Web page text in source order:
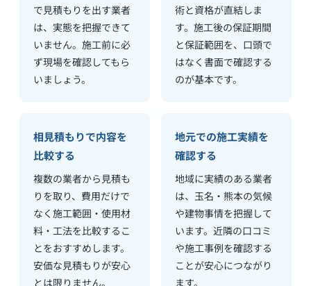
で見積もりを出す業者
は、実態を把握できて
いません。施工前に必
ず現場を確認してもら
いましょう。
術と資格が直結しま
す。施工後の保証期間
と保証範囲を、口頭で
はなく書面で確認する
のが基本です。
相見積もりで内容を
比較する
複数の業者から見積も
りを取り、費用だけで
なく施工範囲・使用材
料・工法を比較するこ
とをおすすめします。
安価な見積もりが安心
とは限りません。
地元での施工実績を
確認する
地域に実績のある業者
は、玉名・熊本の気候
や建物事情を把握して
います。近隣の口コミ
や施工事例を確認する
ことが安心につながり
ます。